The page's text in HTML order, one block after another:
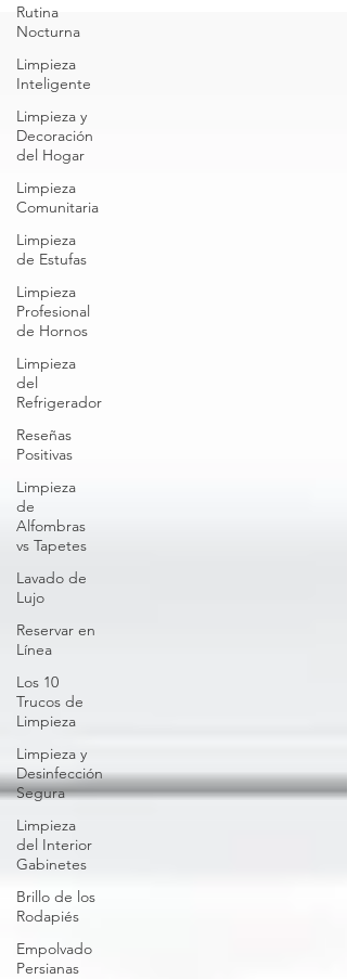
Rutina
Nocturna
Limpieza
Inteligente
Limpieza y
Decoración
del Hogar
Limpieza
Comunitaria
Limpieza
de Estufas
Limpieza
Profesional
de Hornos
Limpieza
del
Refrigerador
Reseñas
Positivas
Limpieza
de
Alfombras
vs Tapetes
Lavado de
Lujo
Reservar en
Línea
Los 10
Trucos de
Limpieza
Limpieza y
Desinfección
Segura
Limpieza
del Interior
Gabinetes
Brillo de los
Rodapiés
Empolvado
Persianas